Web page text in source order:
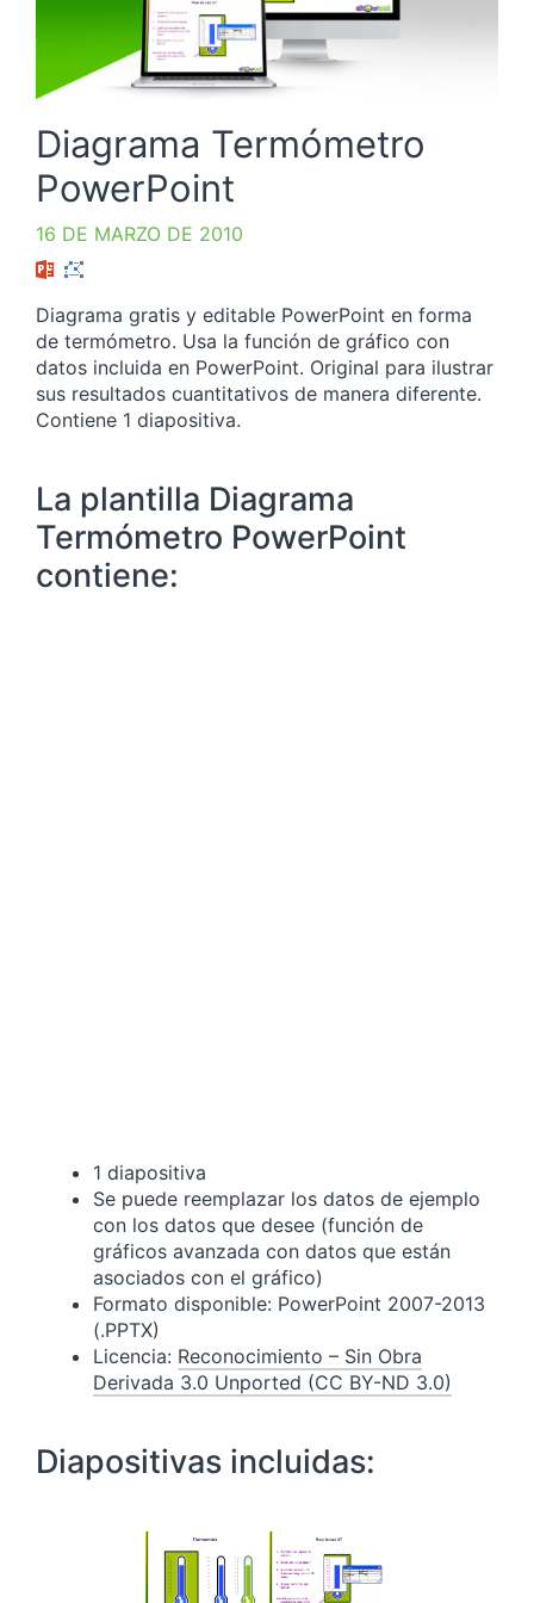
Diagrama Termómetro
PowerPoint
16 DE MARZO DE 2010
Diagrama gratis y editable PowerPoint en forma
de termómetro. Usa la función de gráfico con
datos incluida en PowerPoint. Original para ilustrar
sus resultados cuantitativos de manera diferente.
Contiene 1 diapositiva.
La plantilla Diagrama
Termómetro PowerPoint
contiene:
1 diapositiva
Se puede reemplazar los datos de ejemplo
con los datos que desee (función de
gráficos avanzada con datos que están
asociados con el gráfico)
Formato disponible: PowerPoint 2007-2013
(.PPTX)
Licencia: Reconocimiento – Sin Obra
Derivada 3.0 Unported (CC BY-ND 3.0)
Diapositivas incluidas: